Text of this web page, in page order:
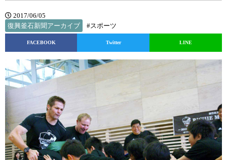
2017/06/05
復興釜石新聞アーカイブ
#スポーツ
FACEBOOK Twitter LINE